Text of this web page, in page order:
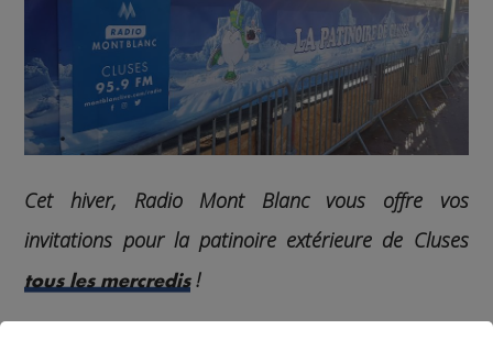
Cet hiver, Radio Mont Blanc vous offre vos
invitations pour la patinoire extérieure de Cluses
tous les mercredis!